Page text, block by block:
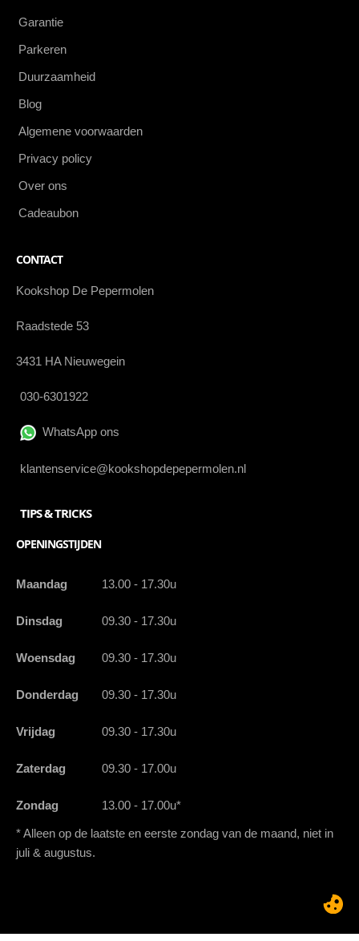
Garantie
Parkeren
Duurzaamheid
Blog
Algemene voorwaarden
Privacy policy
Over ons
Cadeaubon
CONTACT
Kookshop De Pepermolen
Raadstede 53
3431 HA Nieuwegein
030-6301922
WhatsApp ons
klantenservice@kookshopdepepermolen.nl
TIPS & TRICKS
OPENINGSTIJDEN
Maandag 13.00 - 17.30u
Dinsdag 09.30 - 17.30u
Woensdag 09.30 - 17.30u
Donderdag 09.30 - 17.30u
Vrijdag 09.30 - 17.30u
Zaterdag 09.30 - 17.00u
Zondag 13.00 - 17.00u*
* Alleen op de laatste en eerste zondag van de maand, niet in
juli & augustus.